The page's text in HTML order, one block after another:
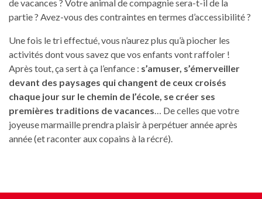
de vacances ? Votre animal de compagnie sera-t-il de la
partie ? Avez-vous des contraintes en termes d’accessibilité ?
Une fois le tri effectué, vous n’aurez plus qu’à piocher les
activités dont vous savez que vos enfants vont raffoler !
Après tout, ça sert à ça l’enfance : s’amuser, s’émerveiller
devant des paysages qui changent de ceux croisés
chaque jour sur le chemin de l’école, se créer ses
premières traditions de vacances… De celles que votre
joyeuse marmaille prendra plaisir à perpétuer année après
année (et raconter aux copains à la récré).